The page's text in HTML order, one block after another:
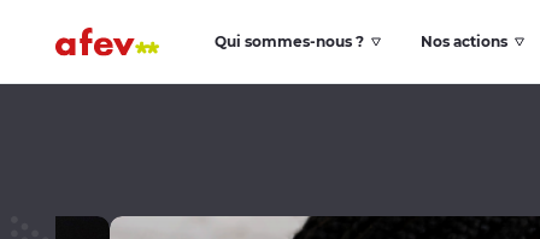
Qui sommes-nous ? Nos actions